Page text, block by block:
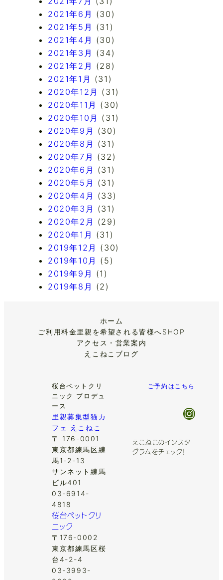
2021年6月 (30)
2021年5月 (31)
2021年4月 (30)
2021年3月 (34)
2021年2月 (28)
2021年1月 (31)
2020年12月 (31)
2020年11月 (30)
2020年10月 (31)
2020年9月 (30)
2020年8月 (31)
2020年7月 (32)
2020年6月 (31)
2020年5月 (31)
2020年4月 (33)
2020年3月 (31)
2020年2月 (29)
2020年1月 (31)
2019年12月 (30)
2019年10月 (5)
2019年9月 (1)
2019年8月 (2)
ホーム
ご利用料金里親を希望される皆様へSHOP
アクセス・営業案内
えこねこブログ
桜台ペットクリ
ニック プロデュ
ース
里親募集型猫カ
フェ えこねこ
〒 176-0001
東京都練馬区練
馬1-2-13
サンネット練馬
ビル401
03-6914-
4818
桜台ペットクリ
ニック
〒176-0002
東京都練馬区桜
台4-2-4
03-3993-
ご予約はこちら
えこねこのインスタ
グラムをチェック！